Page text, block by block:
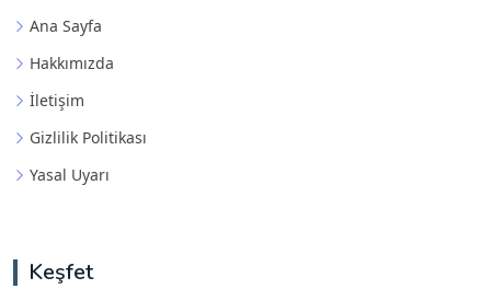
Ana Sayfa
Hakkımızda
İletişim
Gizlilik Politikası
Yasal Uyarı
Keşfet